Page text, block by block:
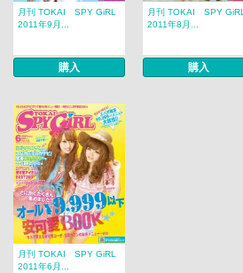
月刊 TOKAI SPY GiRL
2011年9月...
購入
月刊 TOKAI SPY GiRL
2011年8月...
購入
月刊 TOKAI SPY GiRL
2011年6月...